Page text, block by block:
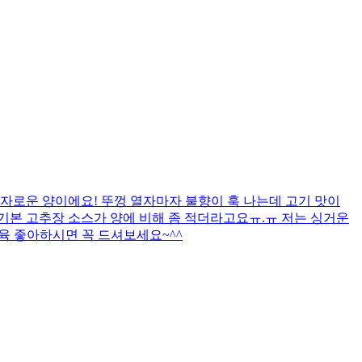
운 양이에요! 뚜껑 열자마자 불향이 훅 나는데 고기 맛이
고추장 소스가 양에 비해 좀 적더라고요ㅠ.ㅠ 저는 싱거운
좋아하시면 꼭 드셔보세요~^^